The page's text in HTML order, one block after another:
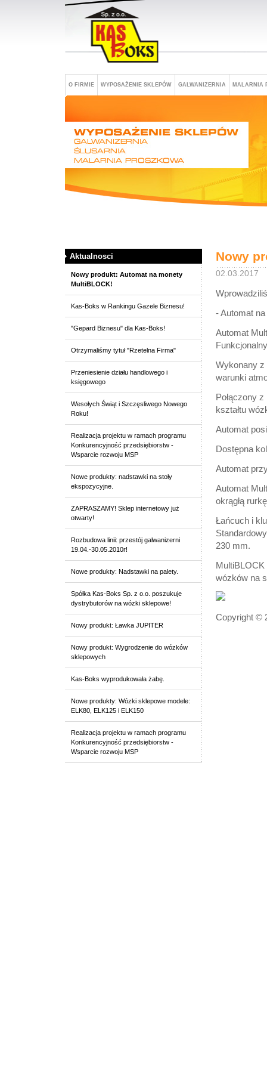
O FIRMIE WYPOSAŻENIE SKLEPÓW GALWANIZERNIA MALARNIA
Aktualnosci
Nowy produkt: Automat na monety
MultiBLOCK!
Kas-Boks w Rankingu Gazele Biznesu!
"Gepard Biznesu" dla Kas-Boks!
Otrzymaliśmy tytuł "Rzetelna Firma"
Przeniesienie działu handlowego i
księgowego
Wesołych Świąt i Szczęsliwego Nowego
Roku!
Realizacja projektu w ramach programu
Konkurencyjność przedsiębiorstw -
Wsparcie rozwoju MSP
Nowe produkty: nadstawki na stoły
ekspozycyjne.
ZAPRASZAMY! Sklep internetowy już
otwarty!
Rozbudowa linii: przestój galwanizerni
19.04.-30.05.2010r!
Nowe produkty: Nadstawki na palety.
Spółka Kas-Boks Sp. z o.o. poszukuje
dystrybutorów na wózki sklepowe!
Nowy produkt: Ławka JUPITER
Nowy produkt: Wygrodzenie do wózków
sklepowych
Kas-Boks wyprodukowała żabę.
Nowe produkty: Wózki sklepowe modele:
ELK80, ELK125 i ELK150
Realizacja projektu w ramach programu
Konkurencyjność przedsiębiorstw -
Wsparcie rozwoju MSP
Nowy
02.03.2017
- Automat
Automat
Wykonany z
warunki
Połączony
kształtu
Automat
Dostępna
Automat
Automat
okrągłą
Łańcuch i
230 mm.
MultiBLOCK
wózków na
Copyright ©